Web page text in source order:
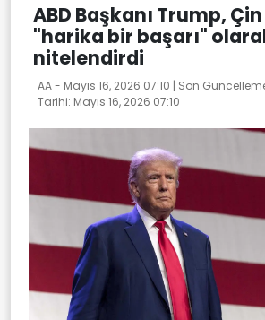
ABD Başkanı Trump,
"harika bir başarı"
nitelendirdi
AA - Mayıs 16, 2026 07:10 | Son
Tarihi: Mayıs 16, 2026 07:10